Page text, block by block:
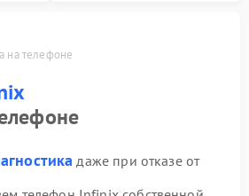
на телефоне
даже при отказе от